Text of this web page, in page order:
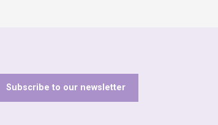
Subscribe to our newsletter